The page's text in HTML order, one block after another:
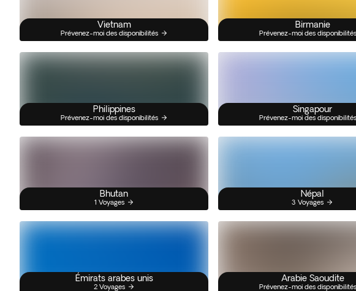
Vietnam
Prévenez-moi des disponibilités
Birmanie
Prévenez-moi des disponibilités
Philippines
Prévenez-moi des disponibilités
Singapour
Prévenez-moi des disponibilités
Bhutan
1 Voyages
Népal
3 Voyages
Émirats arabes unis
2 Voyages
Arabie Saoudite
Prévenez-moi des disponibilités